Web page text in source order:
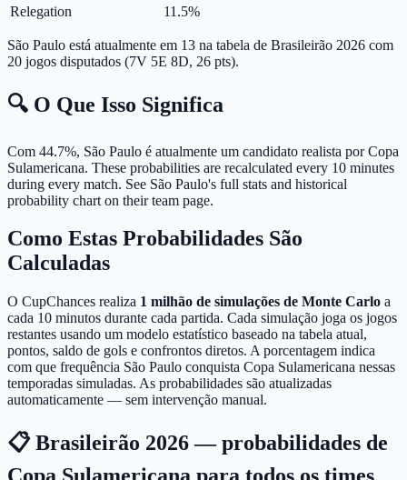
Relegation
11.5%
São Paulo está atualmente em 13 na tabela de Brasileirão 2026 com
20 jogos disputados (7V 5E 8D, 26 pts).
🔍 O Que Isso Significa
Com 44.7%, São Paulo é atualmente um candidato realista por Copa
Sulamericana. These probabilities are recalculated every 10 minutes
during every match. See São Paulo's full stats and historical
probability chart on their team page.
Como Estas Probabilidades São
Calculadas
O CupChances realiza 1 milhão de simulações de Monte Carlo a
cada 10 minutos durante cada partida. Cada simulação joga os jogos
restantes usando um modelo estatístico baseado na tabela atual,
pontos, saldo de gols e confrontos diretos. A porcentagem indica
com que frequência São Paulo conquista Copa Sulamericana nessas
temporadas simuladas. As probabilidades são atualizadas
automaticamente — sem intervenção manual.
📋 Brasileirão 2026 — probabilidades de